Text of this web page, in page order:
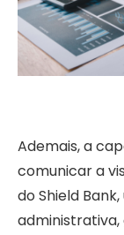
Ademais, a
comunicar a
do Shield